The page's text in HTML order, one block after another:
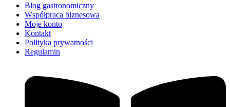
Blog gastronomiczny
Współpraca biznesowa
Moje konto
Kontakt
Polityka prywatności
Regulamin